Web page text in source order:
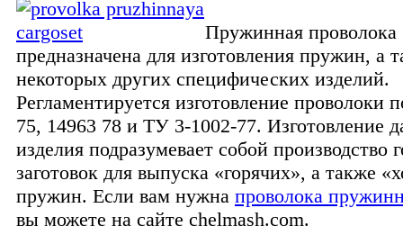
Пружинная проволока
предназначена для изготовления пружин, а
некоторых других специфических изделий.
Регламентируется изготовление проволоки
75, 14963 78 и ТУ 3-1002-77. Изготовление
изделия подразумевает собой производство
заготовок для выпуска «горячих», а также
пружин. Если вам нужна проволока
вы можете на сайте chelmash.com.